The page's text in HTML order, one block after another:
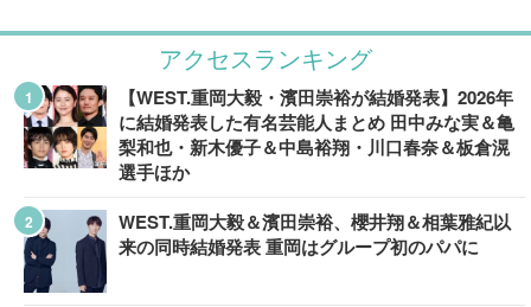
アクセスランキング
【WEST.重岡大毅・濱田崇裕が結婚発表】2026年
に結婚発表した有名芸能人まとめ 田中みな実＆亀
梨和也・新木優子＆中島裕翔・川口春奈＆板倉滉
選手ほか
WEST.重岡大毅＆濱田崇裕、櫻井翔＆相葉雅紀以
来の同時結婚発表 重岡はグループ初のパパに